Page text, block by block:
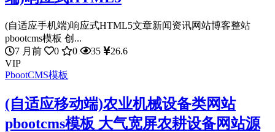
(自适应手机端)响应式HTML5文章新闻资讯网站博客整站
pbootcms模板 创...
7 月前
0 0 35
26.6
VIP
PbootCMS模板
(自适应移动端)农业机械设备类网站
pbootcms模板 大气宽屏农耕设备网站源